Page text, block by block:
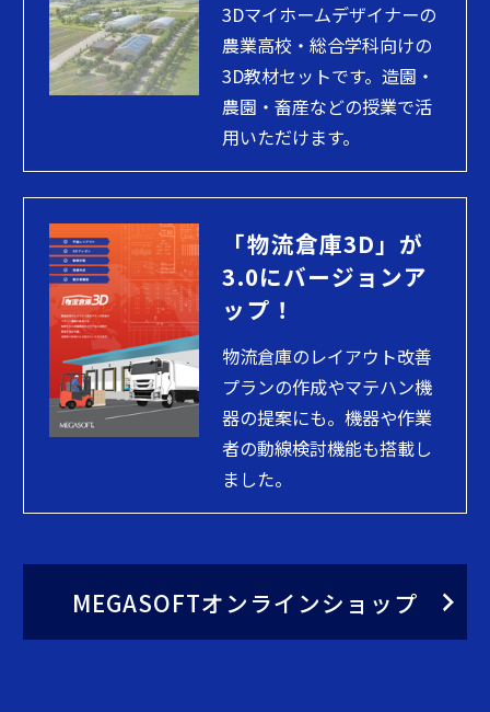
3Dマイホームデザイナーの
農業高校・総合学科向けの
3D教材セットです。造園・
農園・畜産などの授業で活
用いただけます。
「物流倉庫3D」が
3.0にバージョンア
ップ！
物流倉庫のレイアウト改善
プランの作成やマテハン機
器の提案にも。機器や作業
者の動線検討機能も搭載し
ました。
MEGASOFTオンラインショップ